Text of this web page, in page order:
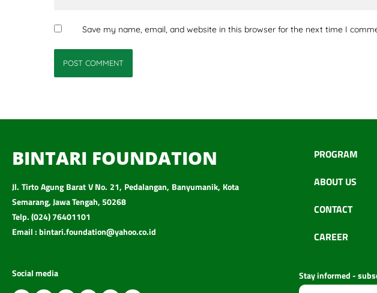
Save my name, email, and website in this browser for the next time I
BINTARI FOUNDATION
Jl. Tirto Agung Barat V No. 21, Pedalangan, Banyumanik, Kota
Semarang, Jawa Tengah, 50268
Telp. (024) 76401101
Email : bintari.foundation@yahoo.co.id
Social media
PROGRAM
ABOUT US
CONTACT
CAREER
Stay informed -